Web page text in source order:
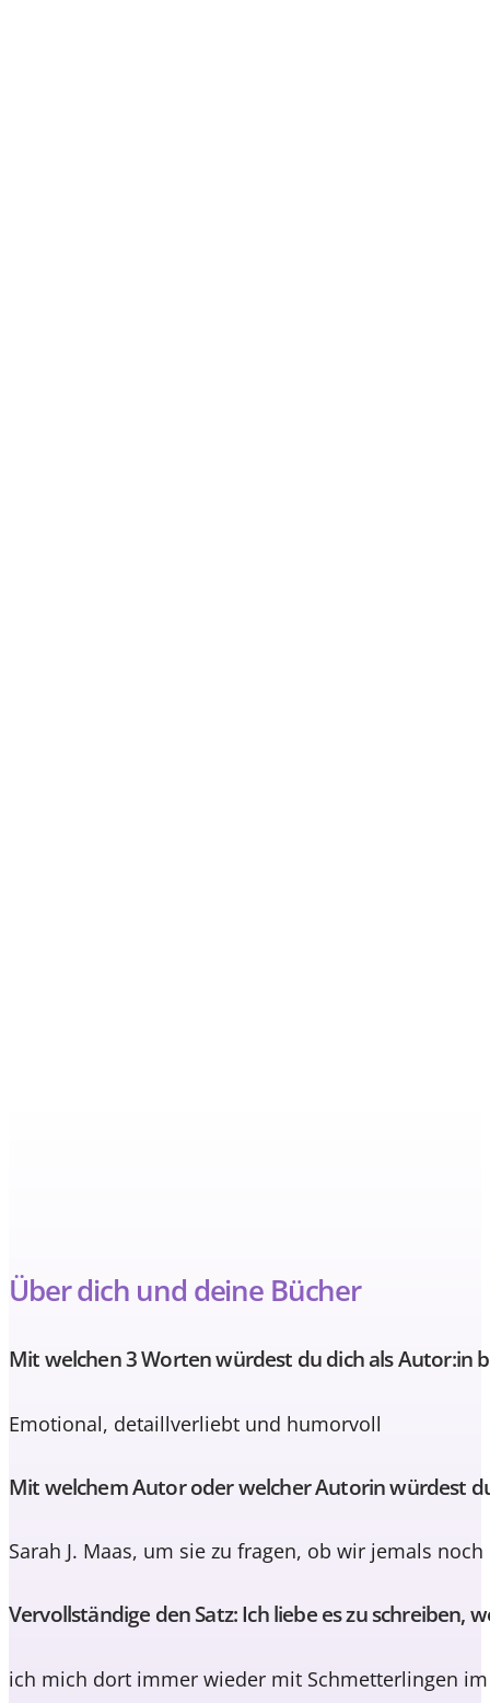
Über dich und deine Bücher
Mit welchen 3 Worten würdest du dich als Autor:in
Emotional, detaillverliebt und humorvoll
Mit welchem Autor oder welcher Autorin würdest
Sarah J. Maas, um sie zu fragen, ob wir jemals
Vervollständige den Satz: Ich liebe es zu schreiben,
ich mich dort immer wieder mit Schmetterlingen